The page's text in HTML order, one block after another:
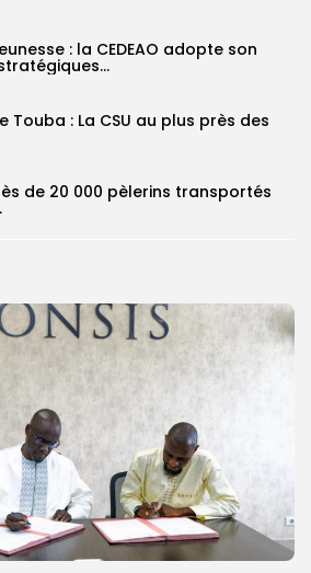
: la CEDEAO adopte son
Touba : La CSU au plus près des
de 20 000 pèlerins transportés